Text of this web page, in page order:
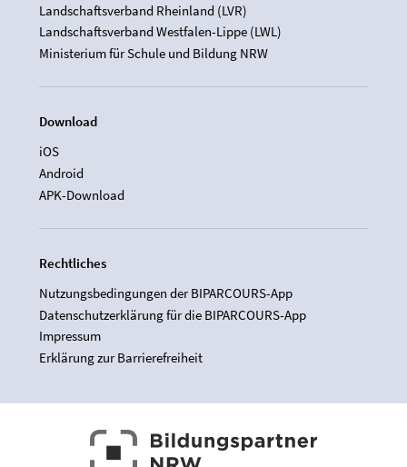
Landschaftsverband Rheinland (LVR)
Landschaftsverband Westfalen-Lippe (LWL)
Ministerium für Schule und Bildung NRW
Download
iOS
Android
APK-Download
Rechtliches
Nutzungsbedingungen der BIPARCOURS-App
Datenschutzerklärung für die BIPARCOURS-App
Impressum
Erklärung zur Barrierefreiheit